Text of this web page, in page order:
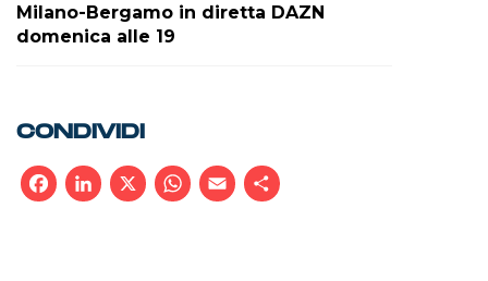
Milano-Bergamo in diretta DAZN
domenica alle 19
CONDIVIDI